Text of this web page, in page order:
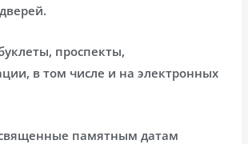
проспекты,
в том числе и на электронных
памятным датам